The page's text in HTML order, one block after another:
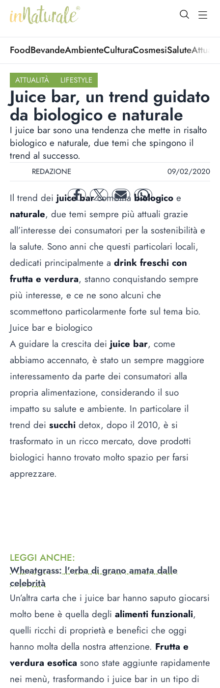
open
FoodBevandeAmbienteCulturaCosmesiSalute
ATTUALITÀ LIFESTYLE
Juice bar, un trend guidato
da biologico e naturale
I juice bar sono una tendenza che mette in risalto
biologico e naturale, due temi che spingono il
trend al successo.
REDAZIONE 09/02/2020
facebooktwitter mail whatsapp
Il trend dei juice barcombina biologico e
naturale, due temi sempre più attuali grazie
all’interesse dei consumatori per la sostenibilità e
la salute. Sono anni che questi particolari locali,
dedicati principalmente a drink freschi con
frutta e verdura, stanno conquistando sempre
più interesse, e ce ne sono alcuni che
scommettono particolarmente forte sul tema bio.
Juice bar e biologico
A guidare la crescita dei juice bar, come
abbiamo accennato, è stato un sempre maggiore
interessamento da parte dei consumatori alla
propria alimentazione, considerando il suo
impatto su salute e ambiente. In particolare il
trend dei succhi detox, dopo il 2010, è si
trasformato in un ricco mercato, dove prodotti
biologici hanno trovato molto spazio per farsi
apprezzare.
LEGGI ANCHE:
Wheatgrass: l'erba di grano amata dalle
celebrità
Un’altra carta che i juice bar hanno saputo giocarsi
molto bene è quella degli alimenti funzionali,
quelli ricchi di proprietà e benefici che oggi
hanno molta della nostra attenzione. Frutta e
verdura esotica sono state aggiunte rapidamente
nei menù, trasformando i juice bar in un tipo di